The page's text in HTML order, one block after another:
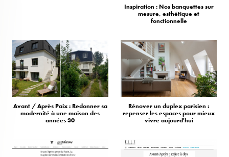
Inspiration : Nos banquettes sur
mesure, esthétique et
fonctionnelle
Avant / Après Paix : Redonner sa
modernité à une maison des
années 30
Rénover un duplex parisien :
repenser les espaces pour mieux
vivre aujourd'hui